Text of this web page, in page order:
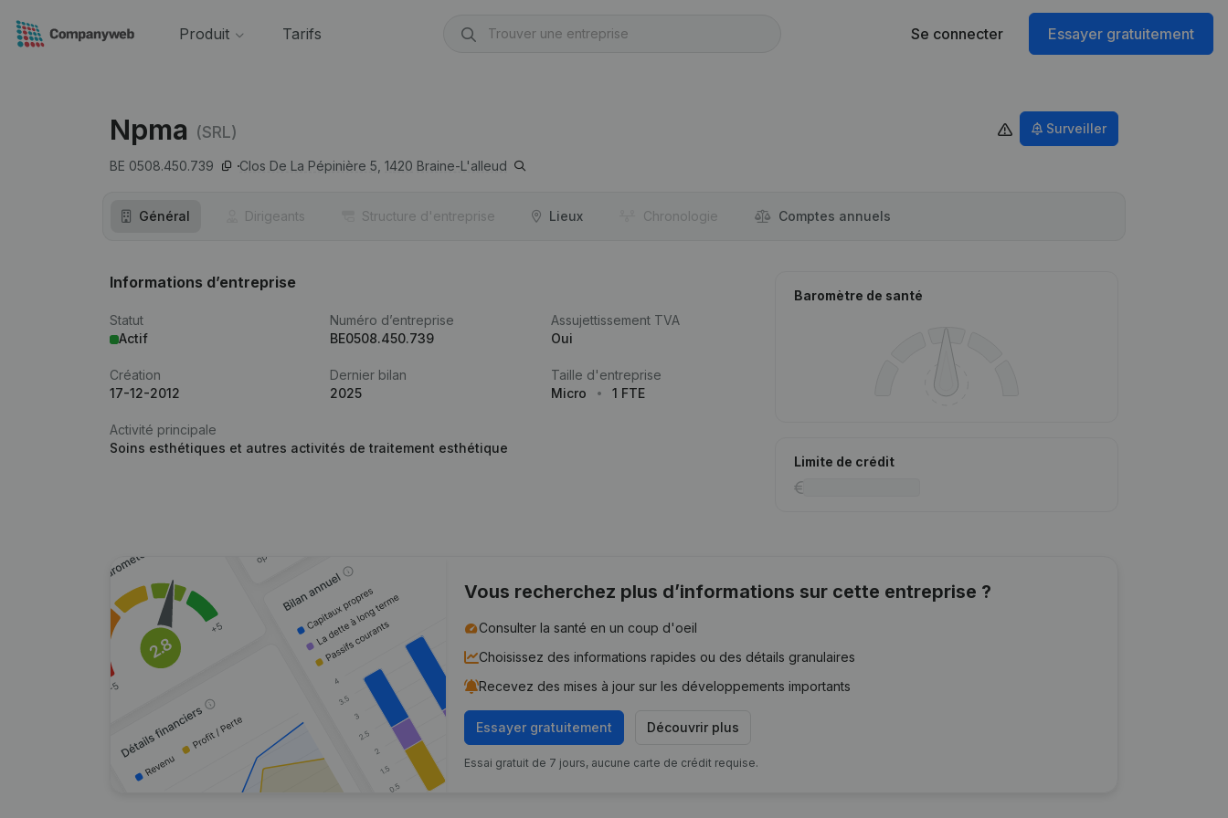
Produit Tarifs Se connecter Essayer gratuitement
Npma (SRL)
BE 0508.450.739 Clos De La Pépinière 5, 1420 Braine-L'alleud
Surveiller
Général Dirigeants Structure d'entreprise Lieux Chronologie Comptes annuels
Informations d’entreprise
Statut
Actif
Numéro d’entreprise
BE0508.450.739
Assujettissement TVA
Oui
Création
17-12-2012
Dernier bilan
2025
Taille d'entreprise
Micro
1 FTE
Activité principale
Soins esthétiques et autres activités de traitement esthétique
Baromètre de santé
Limite de crédit
Vous recherchez plus d’informations sur cette entreprise ?
Consulter la santé en un coup d'oeil
Choisissez des informations rapides ou des détails granulaires
Recevez des mises à jour sur les développements importants
Essayer gratuitement Découvrir plus
Essai gratuit de 7 jours, aucune carte de crédit requise.